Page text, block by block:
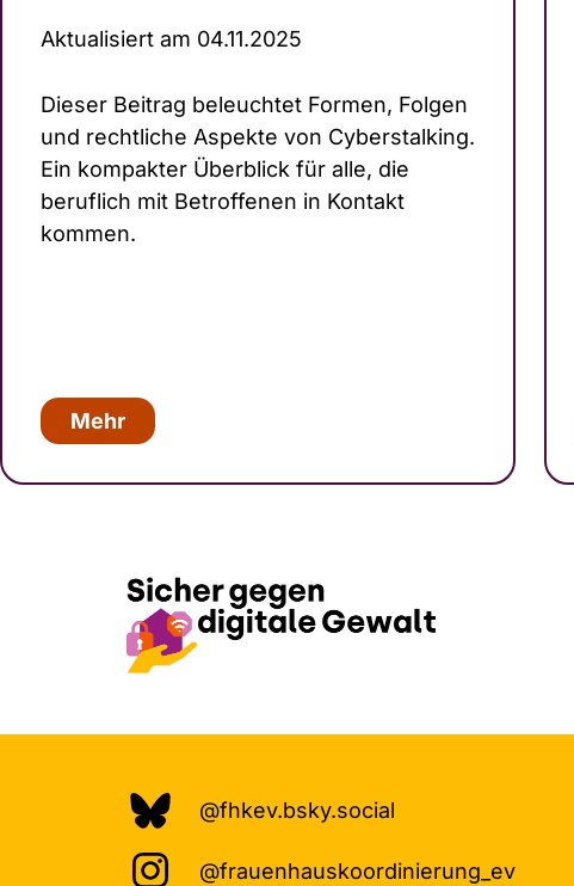
Aktualisiert am 04.11.2025
Dieser Beitrag beleuchtet Formen, Folgen
und rechtliche Aspekte von Cybers­talking.
Ein kompakter Überblick für alle, die
beruflich mit Betroffenen in Kontakt
kommen.
Mehr
@fhkev.bsky.social
@frauenhauskoordinierung_ev